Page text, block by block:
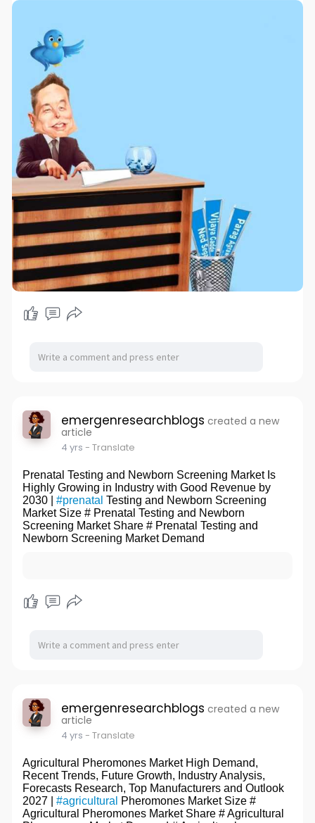
emergenresearchblogs created a new
article
4 yrs - Translate
Prenatal Testing and Newborn Screening Market Is
Highly Growing in Industry with Good Revenue by
2030 | #prenatal Testing and Newborn Screening
Market Size # Prenatal Testing and Newborn
Screening Market Share # Prenatal Testing and
Newborn Screening Market Demand
emergenresearchblogs created a new
article
4 yrs - Translate
Agricultural Pheromones Market High Demand,
Recent Trends, Future Growth, Industry Analysis,
Forecasts Research, Top Manufacturers and Outlook
2027 | #agricultural
Pheromones Market Size #
Agricultural Pheromones Market Share # Agricultural